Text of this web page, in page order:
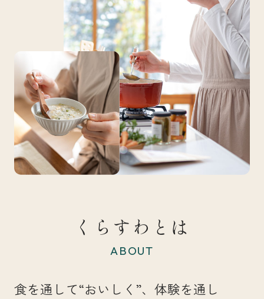
くらすわとは
ABOUT
食を通して“おいしく”、体験を通し